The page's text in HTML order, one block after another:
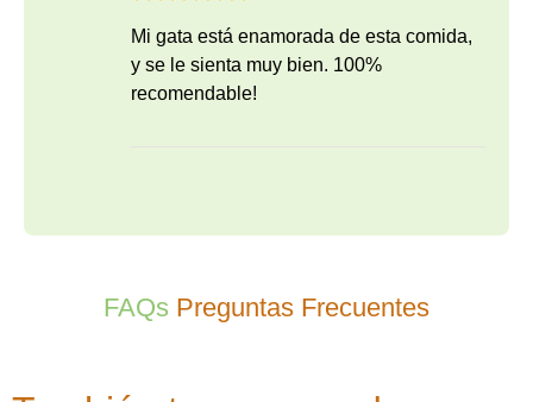
Mi gata está enamorada de esta comida,
y se le sienta muy bien. 100%
recomendable!
FAQs Preguntas Frecuentes